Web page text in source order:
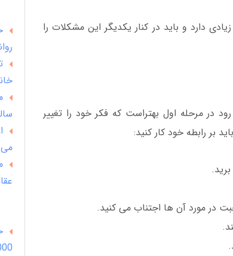
زیادی دارد و باید در کنار یکدیگر این مشکلات را
مرحله اول بهتراست که فکر خود را تغییر
بر رابطه خود کار کنید:
در مورد آن ها اجتناب می کنید.